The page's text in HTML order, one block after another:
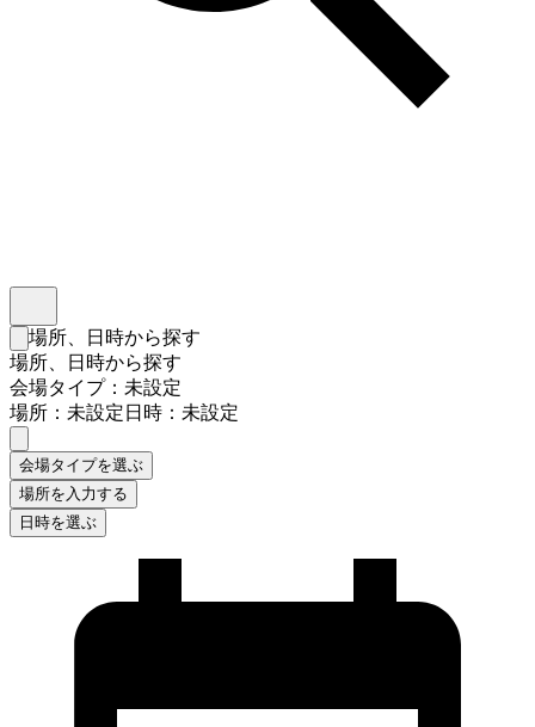
検索フォームを閉じる
場所、日時から探す
場所、日時から探す
会場タイプ：未設定
場所：未設定日時：未設定
会場タイプを選ぶ
場所を入力する
日時を選ぶ